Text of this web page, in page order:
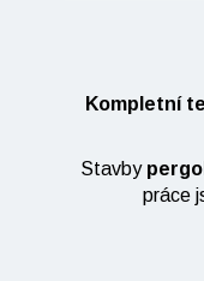
Kompletní
Stavby pergol
práce